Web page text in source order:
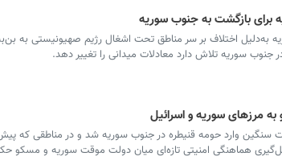
برای بازگشت به جنوب سوریه
به‌دلیل اختلاف بر سر مناطق تحت اشغال رژیم صهیونیستی به
جنوب سوریه تلاش دارد معادلات میدانی را تغییر دهد.
مرزهای سوریه و اسرائیل
سنگین وارد حومه قنیطره در جنوب سوریه شد و در مناطقی که
هماهنگی امنیتی تازه‌ای میان دولت موقت سوریه و مسکو